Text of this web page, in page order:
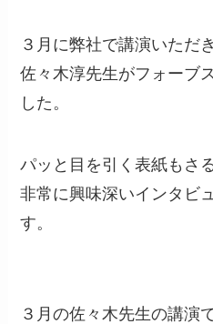
３月に弊社で講演いただ
佐々木淳先生がフォーブ
した。
パッと目を引く表紙もさ
非常に興味深いインタビ
す。
３月の佐々木先生の講演